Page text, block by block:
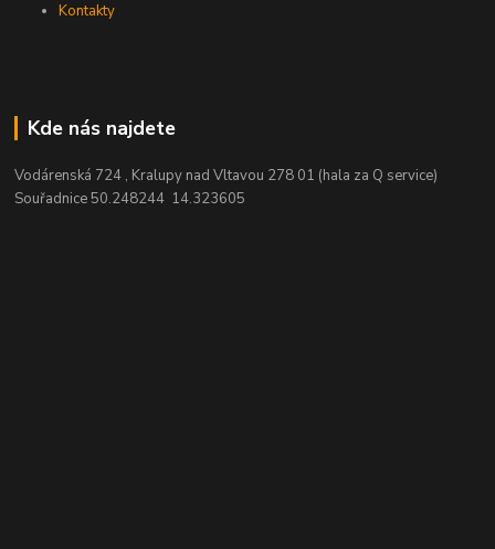
Kontakty
Kde nás najdete
Vodárenská 724 , Kralupy nad Vltavou 278 01 (hala za Q service)
Souřadnice 50.248244 14.323605